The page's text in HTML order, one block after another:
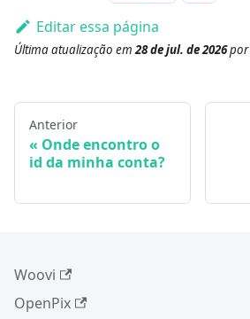
Editar essa página
Última atualização em28 de jul. de 2026por
Anterior
Onde encontro o
id da minha conta?
Woovi
OpenPix